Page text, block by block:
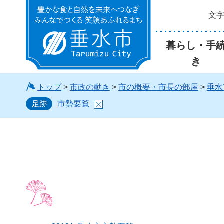
垂水市 文
暮らし・手
き
トップ> 市政の動き > 市の概要・市長の部屋 > 垂
足跡
市勢要覧